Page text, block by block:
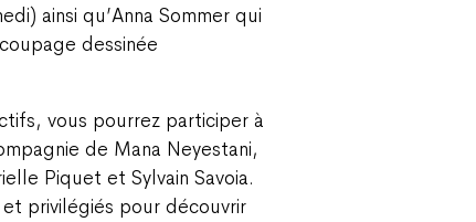
ainsi qu’Anna Sommer qui
dessinée
vous pourrez participer à
de Mana Neyestani,
Piquet et Sylvain Savoia.
et privilégiés pour découvrir